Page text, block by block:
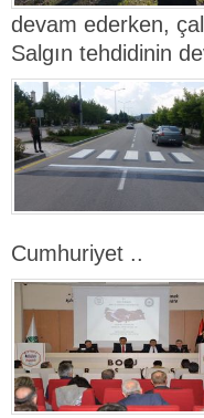
devam ederken,
Salgın tehdidinin
Cumhuriyet ..